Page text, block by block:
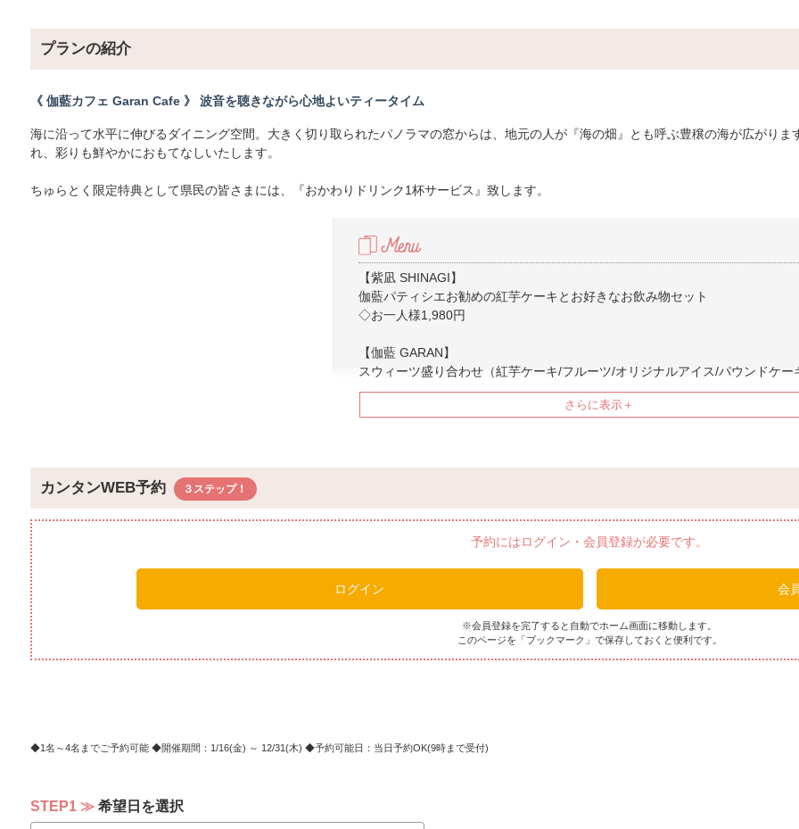
プランの紹介
《 伽藍カフェ Garan Cafe 》 波音を聴きながら心地よいティータイム
海に沿って水平に伸びるダイニング空間。大きく切り取られたパノラマの窓からは、地元の人が『海の畑』とも呼ぶ豊穣の海が広がり
れ、彩りも鮮やかにおもてなしいたします。
ちゅらとく限定特典として県民の皆さまには、『おかわりドリンク1杯サービス』致します。
【紫凪 SHINAGI】
伽藍パティシエお勧めの紅芋ケーキとお好きなお飲み物セット
◇お一人様1,980円
【伽藍 GARAN】
スウィーツ盛り合わせ（紅芋ケーキ/フルーツ/オリジナルアイス/パウンドケー
ー ）とお好きなお飲み物セット
ます。
カンタンWEB予約
予約にはログイン・会員登録が必要です。
ログイン 会
※会員登録を完了すると自動でホーム画面に移動します。
このページを「ブックマーク」で保存しておくと便利です。
1名～4名までご予約可能 開催期間：1/16(金) ～ 12/31(木) 予約可能日：当日予約OK(9時まで受付)
STEP1 希望日を選択